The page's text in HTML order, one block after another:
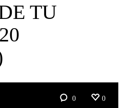
TU
0 0